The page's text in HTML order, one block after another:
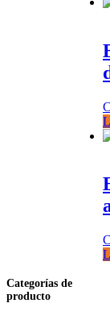
Categorías de
producto